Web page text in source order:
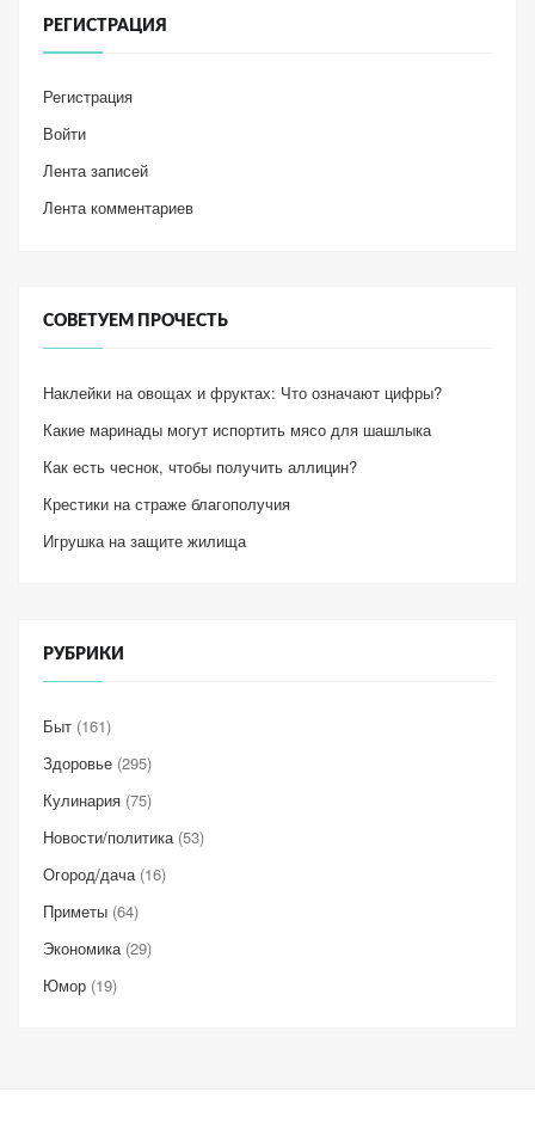
РЕГИСТРАЦИЯ
Регистрация
Войти
Лента записей
Лента комментариев
СОВЕТУЕМ ПРОЧЕСТЬ
Наклейки на овощах и фруктах: Что означают цифры?
Какие маринады могут испортить мясо для шашлыка
Как есть чеснок, чтобы получить аллицин?
Крестики на страже благополучия
Игрушка на защите жилища
РУБРИКИ
Быт (161)
Здоровье (295)
Кулинария (75)
Новости/политика (53)
Огород/дача (16)
Приметы (64)
Экономика (29)
Юмор (19)